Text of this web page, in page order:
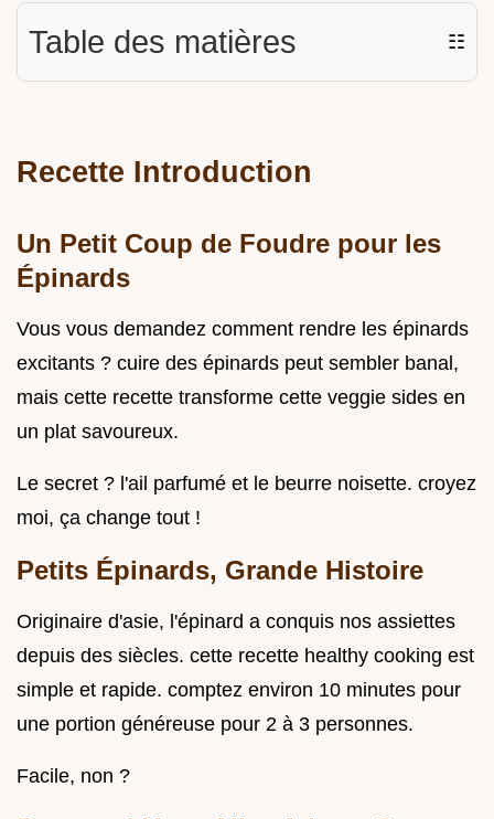
Table des matières ☷
Recette Introduction
Un Petit Coup de Foudre pour les
Épinards
Vous vous demandez comment rendre les épinards
excitants ? cuire des épinards peut sembler banal,
mais cette recette transforme cette veggie sides en
un plat savoureux.
Le secret ? l'ail parfumé et le beurre noisette. croyez
moi, ça change tout !
Petits Épinards, Grande Histoire
Originaire d'asie, l'épinard a conquis nos assiettes
depuis des siècles. cette recette healthy cooking est
simple et rapide. comptez environ 10 minutes pour
une portion généreuse pour 2 à 3 personnes.
Facile, non ?